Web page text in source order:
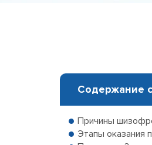
Содержание
Причины
Этапы оказания